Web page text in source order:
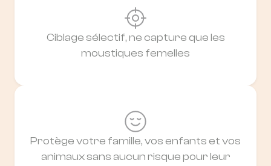
Ciblage sélectif, ne capture que les
moustiques femelles
Protège votre famille, vos enfants et vos
animaux sans aucun risque pour leur